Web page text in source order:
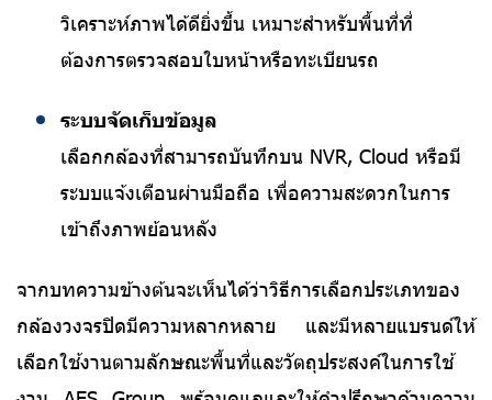
วิเคราะห์ภาพได้ดียิ่งขึ้น เหมาะสำหรับพื้นที่ที่
ต้องการตรวจสอบใบหน้าหรือทะเบียนรถ
ระบบจัดเก็บข้อมูล
เลือกกล้องที่สามารถบันทึกบน NVR, Cloud หรือมี
ระบบแจ้งเตือนผ่านมือถือ เพื่อความสะดวกในการ
เข้าถึงภาพย้อนหลัง
จากบทความข้างต้นจะเห็นได้ว่าวิธีการเลือกประเภทของ
กล้องวงจรปิดมีความหลากหลาย และมีหลายแบรนด์ให้
เลือกใช้งานตามลักษณะพื้นที่และวัตถุประสงค์ในการใช้